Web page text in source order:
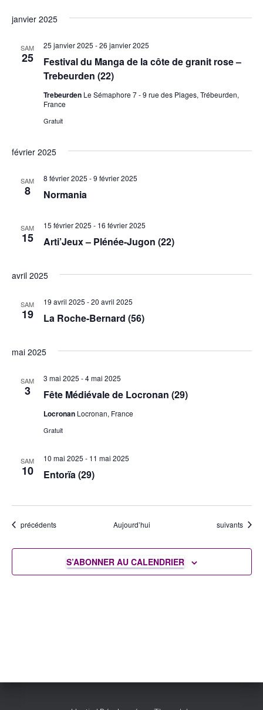
janvier 2025
SAM
25
Festival du Manga de la côte de granit rose –
Trebeurden (22)
25 janvier 2025 -26 janvier 2025
Trebeurden Le Sémaphore 7 - 9 rue des Plages, Trébeurden,
France
Gratuit
février 2025
SAM
8 Normania
8 février 2025 -9 février 2025
SAM
15 Arti’Jeux – Plénée-Jugon (22)
15 février 2025 - 16 février 2025
avril 2025
SAM
19 La Roche-Bernard (56)
19 avril 2025 -20 avril 2025
mai 2025
SAM
3 Fête Médiévale de Locronan (29)
3 mai 2025 -4 mai 2025
Locronan Locronan, France
Gratuit
SAM
10 Entorïa (29)
10 mai 2025 - 11 mai 2025
Évènements
précédents Aujourd’hui Évènements
suivants
S’ABONNER AU CALENDRIER